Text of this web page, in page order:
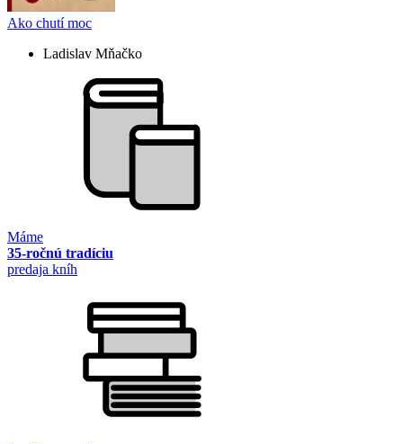
Ako chutí moc
Ladislav Mňačko
Máme
35-ročnú tradíciu
predaja kníh